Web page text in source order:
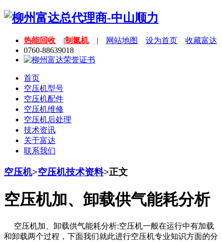
热能回收 |制氮机| 网站地图 设为首页
收藏富达
0760-88639018
首页
空压机型号
空压机配件
空压机维修
空压机后处理
技术资讯
关于富达
联系我们
空压机>空压机技术资料>正文
空压机加、卸载供气能耗分析
空压机加、卸载供气能耗分析:空压机一般在运行中有加载
和卸载两个过程，下面我们就此进行空压机专业知识方面的分